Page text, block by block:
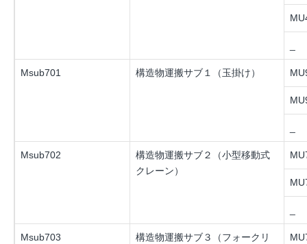
Msub701 構造物運搬サブ１（玉掛け）
Msub702
構造物運搬サブ２（小型移動式
クレーン）
Msub703
構造物運搬サブ３（フォークリ